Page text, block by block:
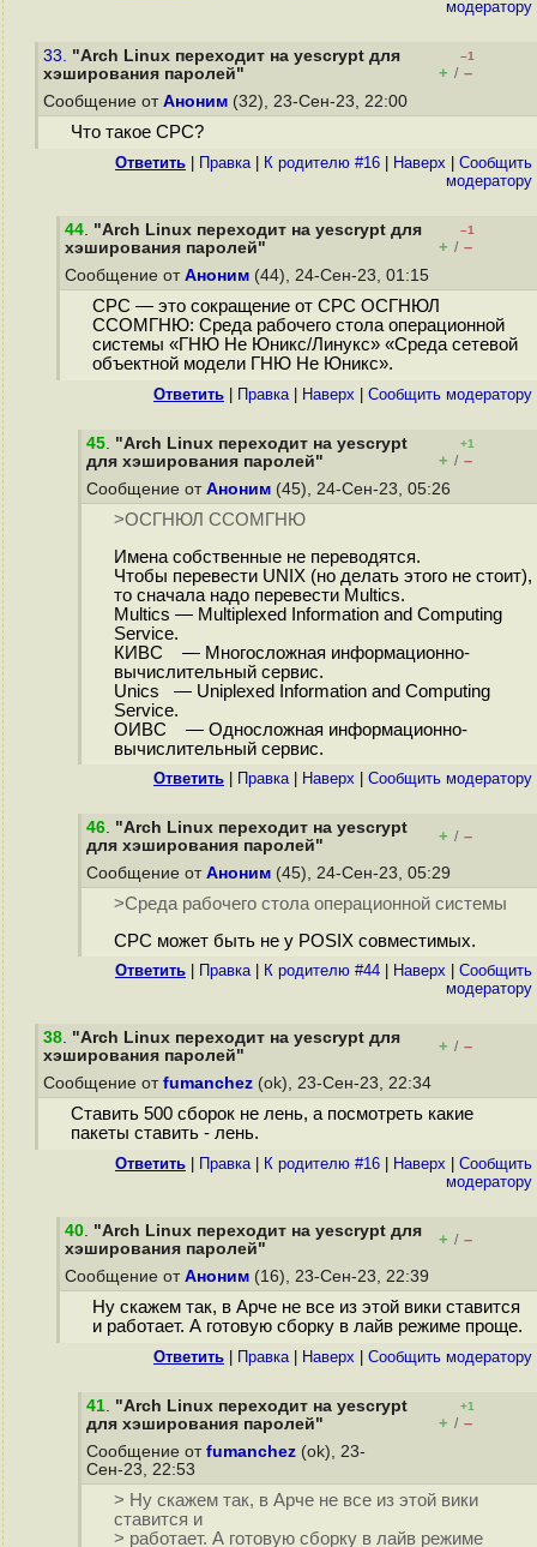
модератору
33. "Arch Linux переходит на yescrypt для
хэширования паролей"
–1
+ / –
Сообщение от Аноним (32), 23-Сен-23, 22:00
Что такое СРС?
Ответить Правка| К родителю #16 Наверх
Cообщить
модератору
44. "Arch Linux переходит на yescrypt для
хэширования паролей"
–1
+ / –
Сообщение от Аноним (44), 24-Сен-23, 01:15
СРС — это сокращение от СРС ОСГНЮЛ
ССОМГНЮ: Среда рабочего стола операционной
системы «ГНЮ Не Юникс/Линукс» «Среда сетевой
объектной модели ГНЮ Не Юникс».
Ответить Правка| Наверх Cообщить модератору
45. "Arch Linux переходит на yescrypt
для хэширования паролей"
+1
+ / –
Сообщение от Аноним (45), 24-Сен-23, 05:26
>ОСГНЮЛ ССОМГНЮ
Имена собственные не переводятся.
Чтобы перевести UNIX (но делать этого не стоит),
то сначала надо перевести Multics.
Multics — Multiplexed Information and Computing
Service.
КИВС — Многосложная информационно-
вычислительный сервис.
Unics — Uniplexed Information and Computing
Service.
ОИВС — Односложная информационно-
вычислительный сервис.
Ответить Правка| Наверх Cообщить модератору
46. "Arch Linux переходит на yescrypt
для хэширования паролей"
+ / –
Сообщение от Аноним (45), 24-Сен-23, 05:29
>Среда рабочего стола операционной системы
СРС может быть не у POSIX совместимых.
Ответить Правка| К родителю #44 Наверх
Cообщить
модератору
38. "Arch Linux переходит на yescrypt для
хэширования паролей"
+ / –
Сообщение от fumanchez (ok), 23-Сен-23, 22:34
Ставить 500 сборок не лень, а посмотреть какие
пакеты ставить - лень.
Ответить Правка| К родителю #16 Наверх
Cообщить
модератору
40. "Arch Linux переходит на yescrypt для
хэширования паролей"
+ / –
Сообщение от Аноним (16), 23-Сен-23, 22:39
Ну скажем так, в Арче не все из этой вики ставится
и работает. А готовую сборку в лайв режиме проще.
Ответить Правка| Наверх Cообщить модератору
41. "Arch Linux переходит на yescrypt
для хэширования паролей"
+1
+ / –
Сообщение от fumanchez (ok), 23-
Сен-23, 22:53
> Ну скажем так, в Арче не все из этой вики
ставится и
> работает. А готовую сборку в лайв режиме